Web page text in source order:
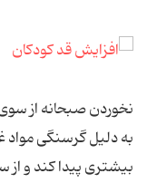
نخوردن صبحانه از
به دلیل گرسنگی مواد
بیشتری پیدا کند و از